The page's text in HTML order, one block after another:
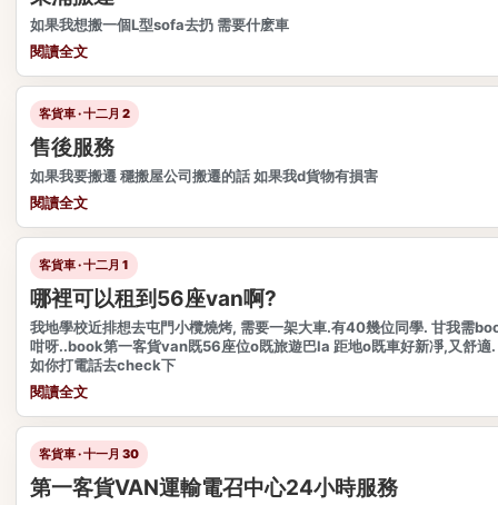
如果我想搬一個L型sofa去扔 需要什麽車
閱讀全文
客貨車 · 十二月 2
售後服務
如果我要搬遷 穩搬屋公司搬遷的話 如果我d貨物有損害
閱讀全文
客貨車 · 十二月 1
哪裡可以租到56座van啊?
我地學校近排想去屯門小欖燒烤, 需要一架大車.有40幾位同學. 甘我需
咁呀..book第一客貨van既56座位o既旅遊巴la 距地o既車好新凈,又舒適.
如你打電話去check下
閱讀全文
客貨車 · 十一月 30
第一客貨VAN運輸電召中心24小時服務